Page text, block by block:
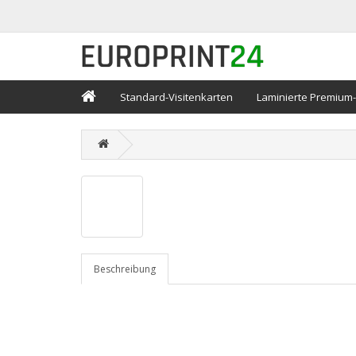
Standard-Visitenkarten Laminierte
Beschreibung